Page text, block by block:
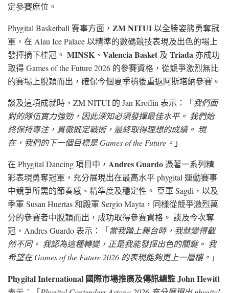
定參賽席位。
Phygital Basketball 賽事方面， ZM NITUI以全勝姿態勇奪冠
軍，在 Alau Ice Palace 以精準的數碼競技表現及出色的場上
發揮摘下桂冠。 MINSK 、 Valencia Basket 及 Triada 亦成功
取得 Games of the Future 2026 的參賽資格，從競爭激烈無比
的賽場上脫穎而出，確保今個夏季稍後重返阿斯塔納參賽。
談及這項成就時，ZM NITUI 的 Jan Kroflin 表示：「我們面
對的隊伍實力強勁，因此深知必須發揮最佳水平。 我們始
終保持專注，貫徹既定戰術，最終取得理想的成績。 現
在，我們的下一個目標是 Games of the Future。 」
在 Phygital Dancing 項目中， Andres Guardo 憑著一系列精
彩表現勇奪冠軍，充分展現出在最高水平 phygital 運動賽事
中競爭所需的節奏感、精準度及穩定性。 亞軍 Sagdi，以及
季軍 Susan Huertas 和殿軍 Sergio Mayta，同樣從競爭激烈萬
分的參賽者中脫穎而出，成功取得參賽資格。 談及今次奪
冠，Andres Guardo 表示：「當我踏上舞台時，我就變得截
然不同。 我認為這種轉變，正是我能發揮出色的關鍵。 我
希望在 Games of the Future 2026 的表現能夠更上一層樓。 」
Phygital International 國際市場推廣及傳訊總監 John Hewitt